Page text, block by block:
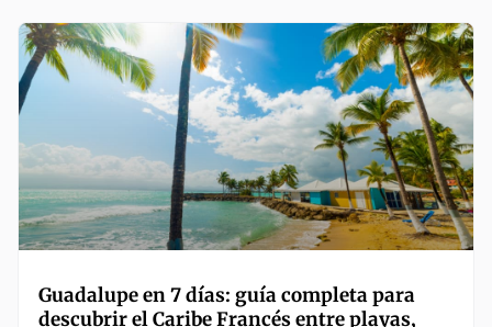
Guadalupe en 7 días: guía completa para
descubrir el Caribe Francés entre playas,